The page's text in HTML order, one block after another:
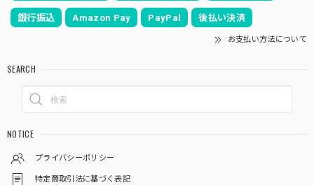
銀行振込 Amazon Pay PayPal 後払い決済
お支払い方法について
SEARCH
NOTICE
プライバシーポリシー
特定商取引法に基づく表記